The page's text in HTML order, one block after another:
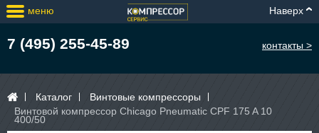
меню Наверх
7 (495) 255-45-89 контакты >
Каталог
Винтовые компрессоры
Винтовой компрессор Chicago Pneumatic CPF 175 A 10
400/50